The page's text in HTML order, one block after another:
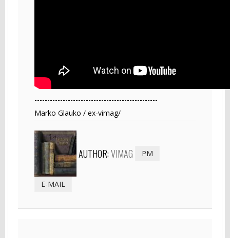
------------------------------------------------
Marko Glauko / ex-vimag/
AUTHOR:VIMAG PM
E-MAIL